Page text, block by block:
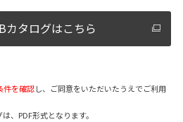
カタログはこちら
件を確認し、ご同意をいただいたうえでご利用
、PDF形式となります。